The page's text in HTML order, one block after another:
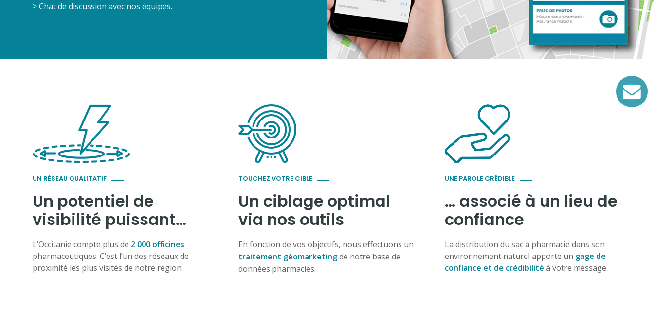
> Chat de discussion avec nos équipes.
UN RÉSEAU QUALITATIF
Un potentiel de
visibilité puissant…
L’Occitanie compte plus de 2 000 officines
pharmaceutiques. C’est l’un des réseaux de
proximité les plus visités de notre région.
TOUCHEZ VOTRE CIBLE
Un ciblage optimal
via nos outils
En fonction de vos objectifs, nous effectuons un
traitement géomarketingde notre base de
données pharmacies.
UNE PAROLE CRÉDIBLE
… associé à un lieu de
confiance
La distribution du sac à pharmacie dans son
environnement naturel apporte un gage de
confiance et de crédibilité à votre message.